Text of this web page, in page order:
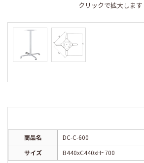
クリックで拡大します
商品名
DC-C-600
サイズ
B440xC440xH~700